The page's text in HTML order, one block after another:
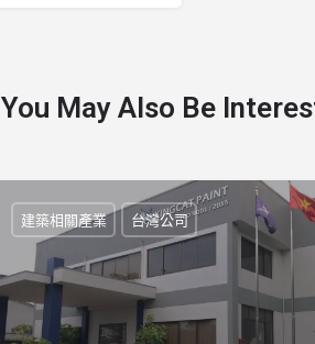
You May Also Be
建築相關產業 台灣公司